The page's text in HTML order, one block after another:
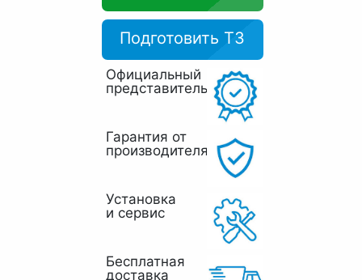
Подготовить ТЗ
Официальный
представитель
Гарантия от
производителя
Установка
и сервис
Бесплатная
доставка